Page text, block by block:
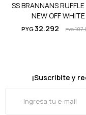
SS BRANNANS
NEW OFF WHITE
PYG32.292 PYG
¡Suscribite y